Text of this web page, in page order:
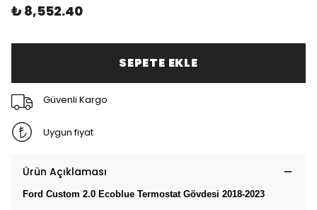
₺ 8,552.40
SEPETE EKLE
Güvenli Kargo
Uygun fiyat
Ürün Açıklaması
Ford Custom 2.0 Ecoblue Termostat Gövdesi 2018-2023